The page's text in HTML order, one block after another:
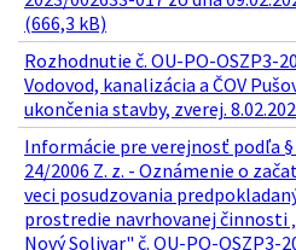
(666,3 kB)
Rozhodnutie č. OU-PO-OSZP3-
Vodovod, kanalizácia a ČOV
ukončenia stavby, zverej.
Informácie pre verejnosť podľa §
24/2006 Z. z. - Oznámenie o
veci posudzovania
prostredie navrhovanej činnosti
Nový Solivar" č. OU-PO-OSZP3-